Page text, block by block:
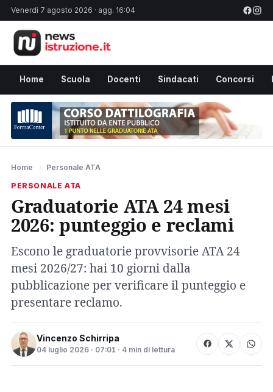
Venerdì 7 agosto 2026 · agg. 16:04
Home Scuola Docenti Sindacati Concorsi
Home › Personale ATA
PERSONALE ATA
Graduatorie ATA 24 mesi
2026: punteggio e reclami
Escono le graduatorie provvisorie ATA 24
mesi 2026/27: hai 10 giorni dalla
pubblicazione per verificare il punteggio e
presentare reclamo.
Vincenzo Schirripa
04 luglio 2026 · 07:01 · 4 min di lettura